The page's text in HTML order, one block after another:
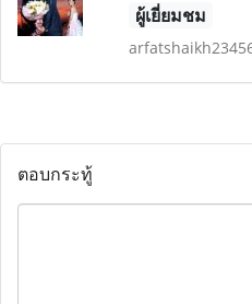
ผู้เยี่ยมชม
ตอบกระทู้